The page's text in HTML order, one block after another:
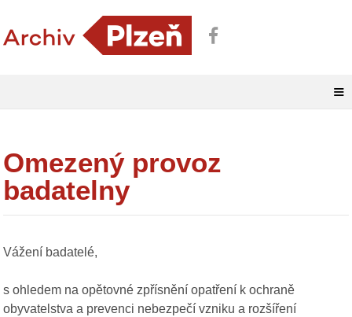
≡
Omezený provoz
badatelny
Vážení badatelé,
s ohledem na opětovné zpřísnění opatření k ochraně
obyvatelstva a prevenci nebezpečí vzniku a rozšíření